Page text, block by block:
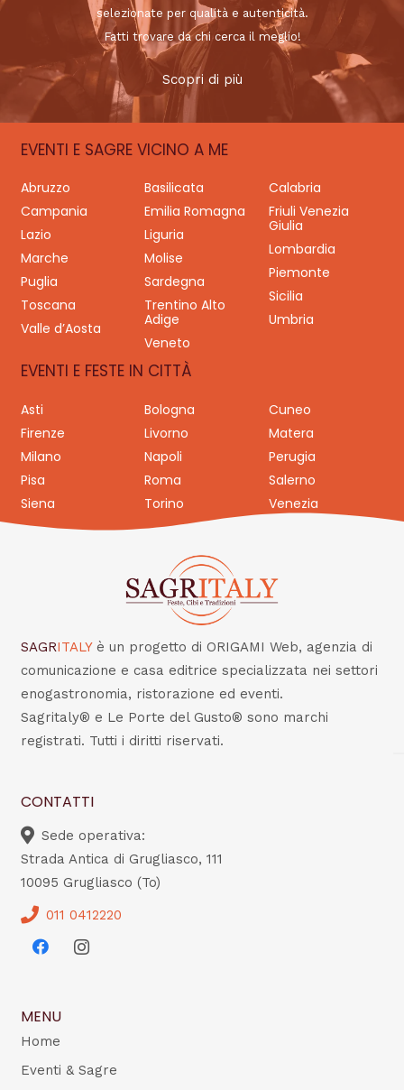
selezionate per qualità e autenticità.
Fatti trovare da chi cerca il meglio!
Scopri di più
EVENTI E SAGRE VICINO A ME
Abruzzo Basilicata
Calabria
Campania
Emilia Romagna
Friuli Venezia
Giulia
Lazio
Liguria
Lombardia
Marche
Molise
Piemonte
Puglia
Sardegna
Sicilia
Toscana
Trentino Alto
Adige
Umbria
Valle d’Aosta
Veneto
EVENTI E FESTE IN CITTÀ
Asti Bologna
Cuneo
Firenze
Livorno
Matera
Milano
Napoli
Perugia
Pisa
Roma
Salerno
Siena
Torino Venezia
SAGRITALY è un progetto di ORIGAMI Web, agenzia di
comunicazione e casa editrice specializzata nei settori
enogastronomia, ristorazione ed eventi.
Sagritaly® e Le Porte del Gusto® sono marchi
registrati. Tutti i diritti riservati.
CONTATTI
Sede operativa:
Strada Antica di Grugliasco, 111
10095 Grugliasco (To)
011 0412220
MENU
Home
Eventi & Sagre